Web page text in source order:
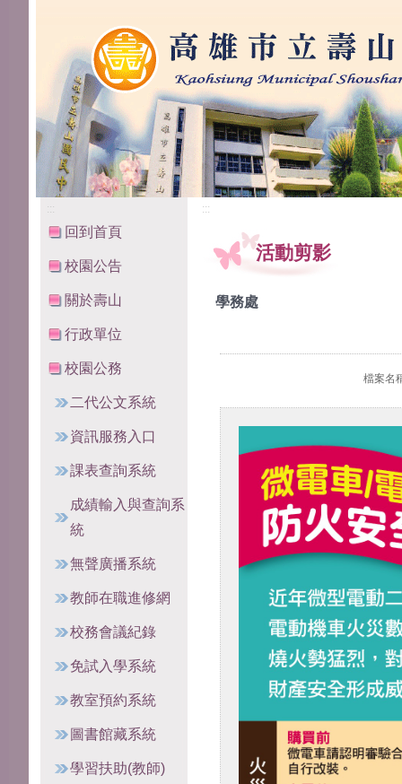
:::
回到首頁
校園公告
關於壽山
行政單位
校園公務
二代公文系統
資訊服務入口
課表查詢系統
成績輸入與查詢系
統
無聲廣播系統
教師在職進修網
校務會議紀錄
免試入學系統
教室預約系統
圖書館藏系統
學習扶助(教師)
:::
活動剪影
學務處
檔案名